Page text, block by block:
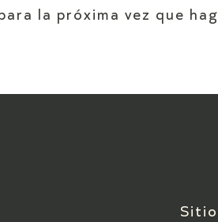
la próxima vez que